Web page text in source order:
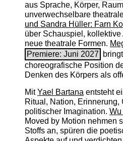
aus Sprache, Körper,
unverwechselbare
und Sandra Hüller: Farn
über Schauspiel,
neue theatrale Formen.
Premiere: Juni 2027
choreografische Position
Denken des Körpers als
MitYael Bartanaentsteht
Ritual, Nation, Erinnerung,
politischer Imagination. Wu
Moved by Motion nehmen
Stoffs an, spüren die